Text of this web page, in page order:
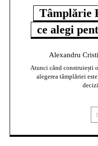
Tâmplărie
ce alegi
Alexandru
Atunci când construiești
alegerea tâmplăriei